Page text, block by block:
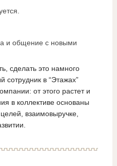
и общение с новыми
сделать это намного
сотрудник в “Этажах”
от этого растет и
в коллективе основаны
взаимовыручке,